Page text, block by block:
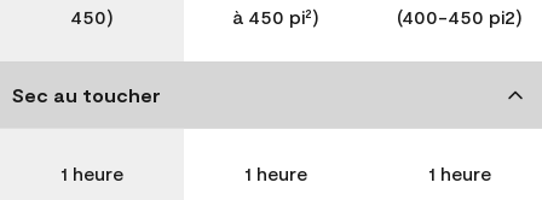
450)
à 450 pi²)
(400-450 pi2)
Sec au toucher
1 heure 1 heure 1 heure